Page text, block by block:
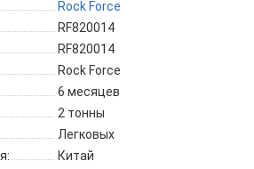
Rock Force
RF820014
RF820014
Rock Force
6 месяцев
2 тонны
Легковых
Китай